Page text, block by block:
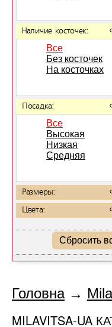
Наличие косточек:
Все
Без косточек
На косточках
Посадка:
Все
Высокая
Низкая
Средняя
Размеры:
Цвета:
Сбросить
Головна→
MILAVITSA-UA